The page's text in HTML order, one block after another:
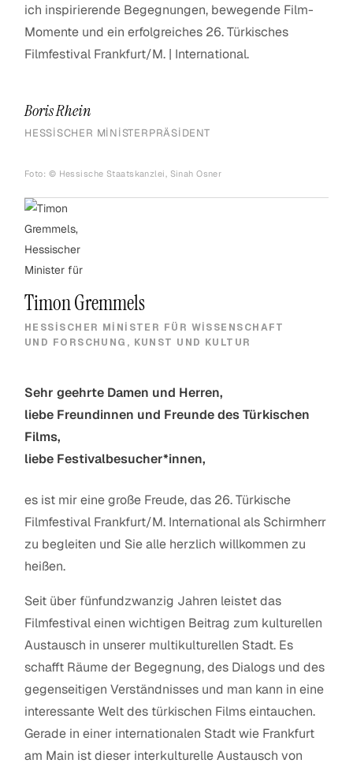
ich inspirierende Begegnungen, bewegende Film-
Momente und ein erfolgreiches 26. Türkisches
Filmfestival Frankfurt/M. | International.
Boris Rhein
HESSISCHER MINISTERPRÄSIDENT
Foto: © Hessische Staatskanzlei, Sinah Osner
Timon Gremmels
HESSISCHER MINISTER FÜR WISSENSCHAFT
UND FORSCHUNG, KUNST UND KULTUR
Sehr geehrte Damen und Herren,
liebe Freundinnen und Freunde des Türkischen
Films,
liebe Festivalbesucher*innen,
es ist mir eine große Freude, das 26. Türkische
Filmfestival Frankfurt/M. International als Schirmherr
zu begleiten und Sie alle herzlich willkommen zu
heißen.
Seit über fünfundzwanzig Jahren leistet das
Filmfestival einen wichtigen Beitrag zum kulturellen
Austausch in unserer multikulturellen Stadt. Es
schafft Räume der Begegnung, des Dialogs und des
gegenseitigen Verständnisses und man kann in eine
interessante Welt des türkischen Films eintauchen.
Gerade in einer internationalen Stadt wie Frankfurt
am Main ist dieser interkulturelle Austausch von